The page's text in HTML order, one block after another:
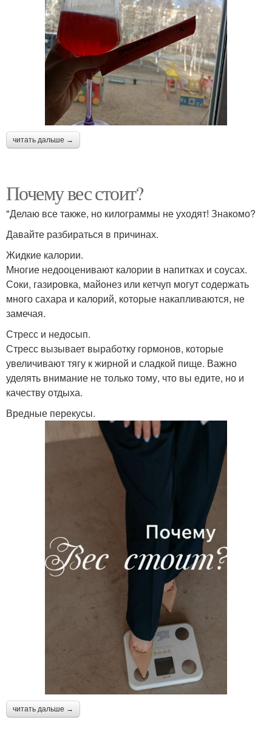
читать дальше →
Почему вес стоит?
"Делаю все также, но килограммы не уходят! Знакомо?
Давайте разбираться в причинах.
Жидкие калории.
Многие недооценивают калории в напитках и соусах.
Соки, газировка, майонез или кетчуп могут содержать
много сахара и калорий, которые накапливаются, не
замечая.
Стресс и недосып.
Стресс вызывает выработку гормонов, которые
увеличивают тягу к жирной и сладкой пище. Важно
уделять внимание не только тому, что вы едите, но и
качеству отдыха.
Вредные перекусы.
читать дальше →